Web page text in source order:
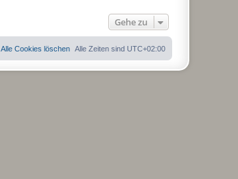
Gehe zu
Alle Zeiten sind UTC+02:00
Alle Cookies löschen